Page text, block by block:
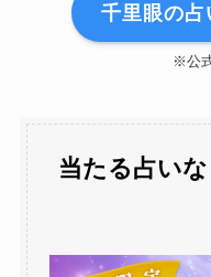
千里眼の
※公
当たる占い